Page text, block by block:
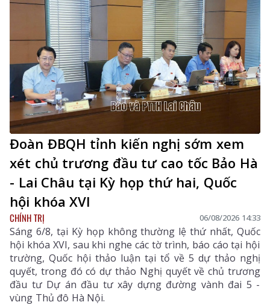
của Viện kiểm sát nhân dân, Tòa án nhân dân và công
tác thi hành án. Đồng chí Sùng A Hồ - Phó Bí thư Tỉnh
ủy, Trưởng Đoàn ĐBQH tỉnh Lai Châu chủ trì phiên
thảo luận tại tổ.
Đoàn ĐBQH tỉnh kiến nghị sớm xem
xét chủ trương đầu tư cao tốc Bảo Hà
- Lai Châu tại Kỳ họp thứ hai, Quốc
hội khóa XVI
CHÍNH TRỊ 06/08/2026 14:33
Sáng 6/8, tại Kỳ họp không thường lệ thứ nhất, Quốc
hội khóa XVI, sau khi nghe các tờ trình, báo cáo tại hội
trường, Quốc hội thảo luận tại tổ về 5 dự thảo nghị
quyết, trong đó có dự thảo Nghị quyết về chủ trương
đầu tư Dự án đầu tư xây dựng đường vành đai 5 -
vùng Thủ đô Hà Nội.